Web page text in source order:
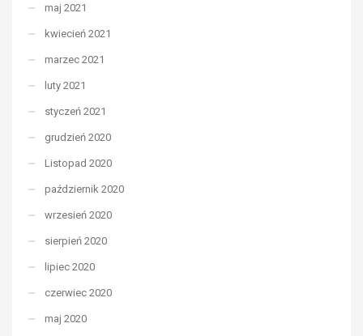
maj 2021
kwiecień 2021
marzec 2021
luty 2021
styczeń 2021
grudzień 2020
Listopad 2020
październik 2020
wrzesień 2020
sierpień 2020
lipiec 2020
czerwiec 2020
maj 2020